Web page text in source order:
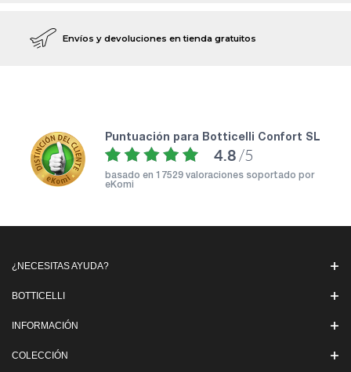
Envíos y devoluciones en tienda gratuitos
puntuación para Botticelli Confort SL
4.8 /5
basado en 17529 valoraciones soportado por
eKomi
¿NECESITAS AYUDA?
BOTTICELLI
INFORMACIÓN
COLECCIÓN